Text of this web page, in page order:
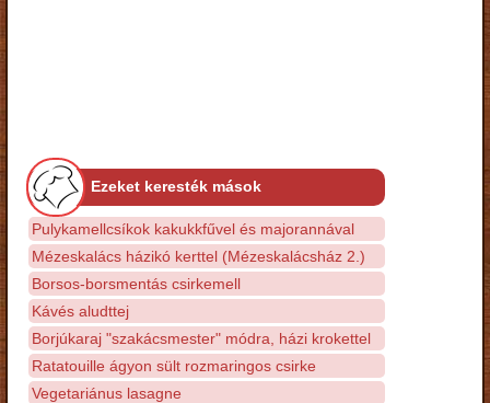
Ezeket keresték mások
Pulykamellcsíkok kakukkfűvel és majorannával
Mézeskalács házikó kerttel (Mézeskalácsház 2.)
Borsos-borsmentás csirkemell
Kávés aludttej
Borjúkaraj "szakácsmester" módra, házi krokettel
Ratatouille ágyon sült rozmaringos csirke
Vegetariánus lasagne